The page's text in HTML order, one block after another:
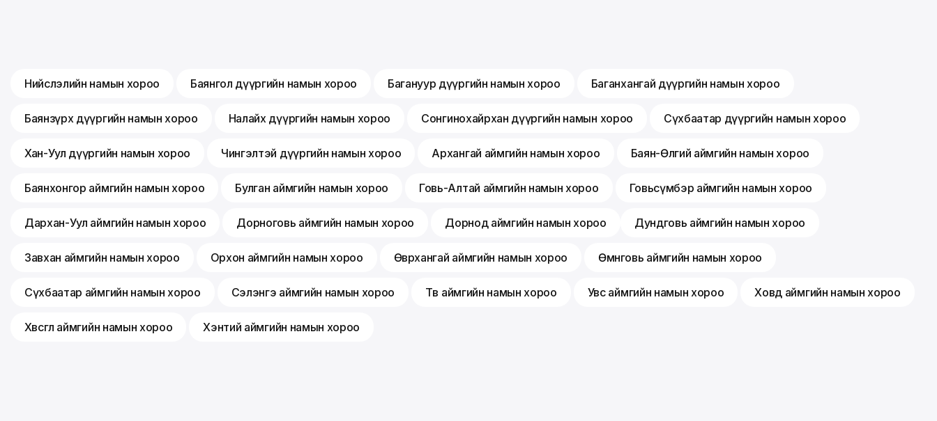
Нийслэлийн намын хороо Баянгол дүүргийн намын хороо Багануур дүүргийн намын хороо Баганхангай дүүргийн намын хороо
Баянзүрх дүүргийн намын хороо Налайх дүүргийн намын хороо Сонгинохайрхан дүүргийн намын хороо Сүхбаатар дүүргийн намын хороо
Хан-Уул дүүргийн намын хороо Чингэлтэй дүүргийн намын хороо Архангай аймгийн намын хороо Баян-Өлгий аймгийн намын хороо
Баянхонгор аймгийн намын хороо Булган аймгийн намын хороо Говь-Алтай аймгийн намын хороо Говьсүмбэр аймгийн намын хороо
Дархан-Уул аймгийн намын хороо Дорноговь аймгийн намын хороо Дорнод аймгийн намын хороо Дундговь аймгийн намын хороо
Завхан аймгийн намын хороо Орхон аймгийн намын хороо Өвөрхангай аймгийн намын хороо Өмнөговь аймгийн намын хороо
Сүхбаатар аймгийн намын хороо Сэлэнгэ аймгийн намын хороо Төв аймгийн намын хороо Увс аймгийн намын хороо Ховд аймгийн намын хороо
Хөвсгөл аймгийн намын хороо Хэнтий аймгийн намын хороо